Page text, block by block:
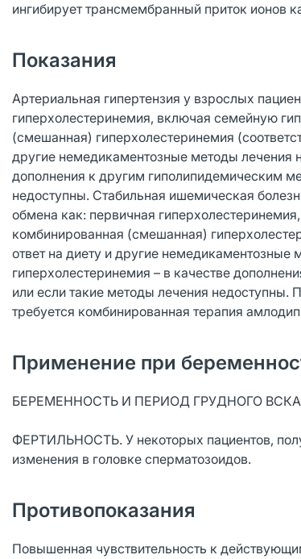
ингибирует трансмембранный приток ионов
Показания
Артериальная гипертензия у взрослых
гиперхолестеринемия, включая семейную
(смешанная) гиперхолестеринемия
другие немедикаментозные методы лечения
дополнения к другим гиполипидемическим
недоступны. Стабильная ишемическая
обмена как: первичная
комбинированная (смешанная)
ответ на диету и другие немедикаментозные
гиперхолестеринемия – в качестве
или если такие методы лечения недоступны.
требуется комбинированная терапия
Применение при
БЕРЕМЕННОСТЬ И ПЕРИОД ГРУДНОГО
ФЕРТИЛЬНОСТЬ. У некоторых пациентов,
изменения в головке сперматозоидов.
Противопоказания
Повышенная чувствительность к